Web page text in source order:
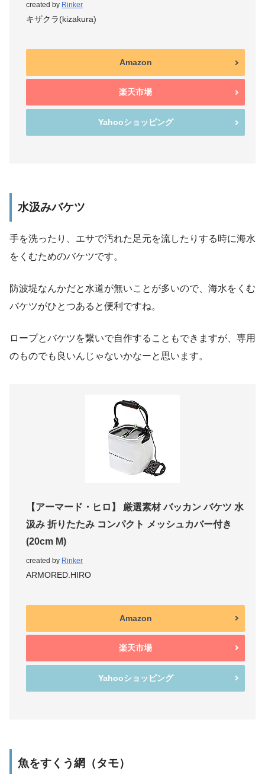
created by Rinker
キザクラ(kizakura)
Amazon
楽天市場
Yahooショッピング
水汲みバケツ
手を洗ったり、エサで汚れた足元を流したりする時に海水
をくむためのバケツです。
防波堤なんかだと水道が無いことが多いので、 海水をくむ
バケツがひとつあると便利ですね。
ロープとバケツを繋いで自作することもできますが、専用
のものでも良いんじゃないかなーと思います。
【アーマード・ヒロ】 厳選素材 バッカン バケツ 水
汲み 折りたたみ コンパクト メッシュカバー付き
(20cm M)
created by Rinker
ARMORED.HIRO
Amazon
楽天市場
Yahooショッピング
魚をすくう網（タモ）